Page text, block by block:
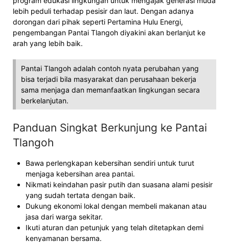
lebih peduli terhadap pesisir dan laut. Dengan adanya
dorongan dari pihak seperti Pertamina Hulu Energi,
pengembangan Pantai Tlangoh diyakini akan berlanjut ke
arah yang lebih baik.
Pantai Tlangoh adalah contoh nyata perubahan yang
bisa terjadi bila masyarakat dan perusahaan bekerja
sama menjaga dan memanfaatkan lingkungan secara
berkelanjutan.
Panduan Singkat Berkunjung ke Pantai
Tlangoh
Bawa perlengkapan kebersihan sendiri untuk turut
menjaga kebersihan area pantai.
Nikmati keindahan pasir putih dan suasana alami pesisir
yang sudah tertata dengan baik.
Dukung ekonomi lokal dengan membeli makanan atau
jasa dari warga sekitar.
Ikuti aturan dan petunjuk yang telah ditetapkan demi
kenyamanan bersama.